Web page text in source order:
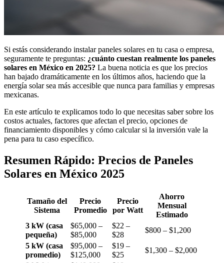
Si estás considerando instalar paneles solares en tu casa o empresa,
seguramente te preguntas: ¿cuánto cuestan realmente los paneles
solares en México en 2025? La buena noticia es que los precios
han bajado dramáticamente en los últimos años, haciendo que la
energía solar sea más accesible que nunca para familias y empresas
mexicanas.
En este artículo te explicamos todo lo que necesitas saber sobre los
costos actuales, factores que afectan el precio, opciones de
financiamiento disponibles y cómo calcular si la inversión vale la
pena para tu caso específico.
Resumen Rápido: Precios de Paneles
Solares en México 2025
Tamaño del
Sistema
Precio
Promedio
Precio
por Watt
Ahorro
Mensual
Estimado
3 kW (casa
pequeña)
$65,000 –
$85,000
$22 –
$28
$800 – $1,200
5 kW (casa
promedio)
$95,000 –
$125,000
$19 –
$25
$1,300 – $2,000